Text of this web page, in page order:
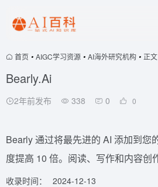
首页 • AIGC学习资源 • AI海外研究机构 • 正文
Bearly.Ai
2年前发布 338 0 0
Bearly 通过将最先进的 AI 添加到您
度提高 10 倍。阅读、写作和内容创
收录时间：
2024-12-13